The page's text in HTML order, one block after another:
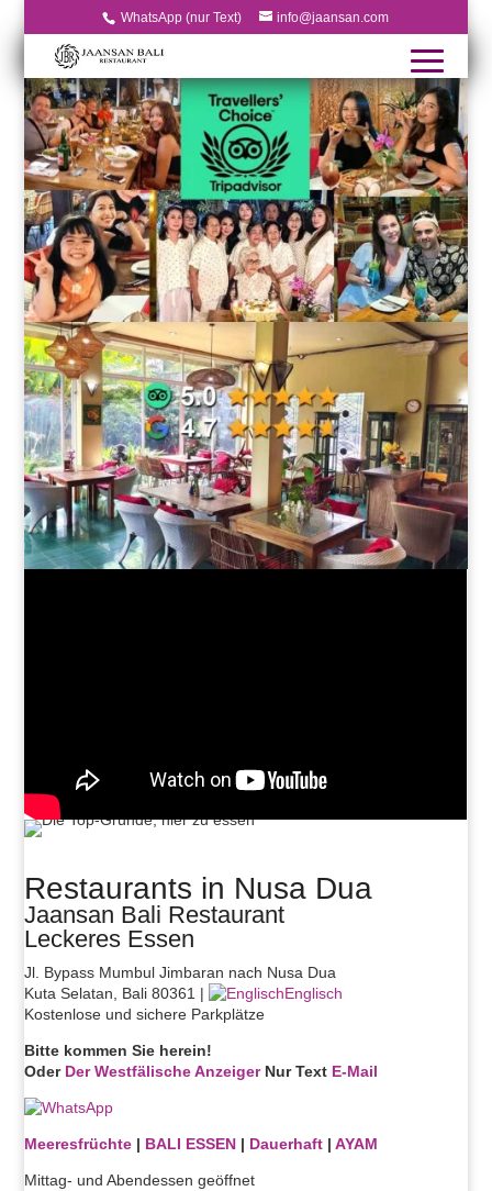
WhatsApp (nur Text) info@jaansan.com
Restaurants in Nusa Dua
Jaansan Bali Restaurant
Leckeres Essen
Jl. Bypass Mumbul Jimbaran nach Nusa Dua
Kuta Selatan, Bali 80361 |
Englisch
Kostenlose und sichere Parkplätze
Bitte kommen Sie herein!
Oder Der Westfälische AnzeigerNur Text E-Mail
Meeresfrüchte | BALI ESSEN | Dauerhaft |AYAM
Mittag- und Abendessen geöffnet